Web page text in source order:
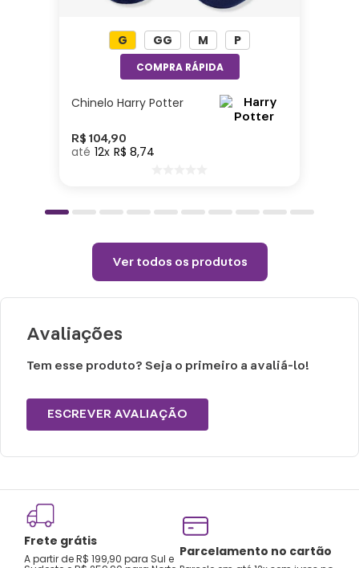
Altura: 14cm| Largura: 23cm| Comprimento:
6cm|Material: Plástico
Lavagem manual.
Não secar em tambor.
Não passar.
Não lavar a seco.
Chinelo Harry Potter
R$ 104,90
12 R$ 8,74
G GG M P
Ver todos os produtos
Avaliações
Tem esse produto? Seja o primeiro a avaliá-lo!
ESCREVER AVALIAÇÃO
Frete grátis
A partir de R$ 199,90 para Sul e Parcelamento no cartão